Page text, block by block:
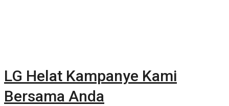
LG Helat Kampanye Kami
Bersama Anda